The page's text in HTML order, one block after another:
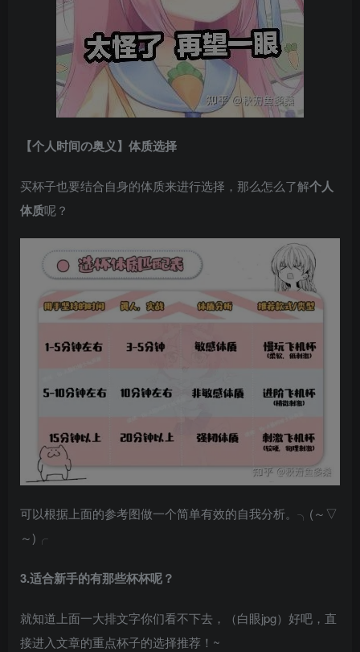
【个人时间の奥义】体质选择
买杯子也要结合自身的体质来进行选择，那么怎么了解个人
体质呢？
可以根据上面的参考图做一个简单有效的自我分析。╮(～▽
～)╭
3.​适合新手的有那些杯杯呢？
就知道上面一大排文字你们看不下去，（白眼jpg）好吧，直
接进入文章的重点杯子的选择推荐！~